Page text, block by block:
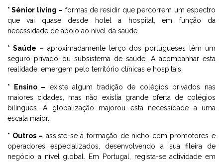
* Sénior living – formas de residir que percorrem um espectro
que vai quase desde hotel a hospital, em função da
necessidade de apoio ao nível da saúde.
* Saúde – aproximadamente terço dos portugueses têm um
seguro privado ou subsistema de saúde. A acompanhar esta
realidade, emergem pelo território clínicas e hospitais.
* Ensino – existe algum tradição de colégios privados nas
maiores cidades, mas não existia grande oferta de colégios
bilíngues. A globalização majorou esta necessidade a uma
escala maior.
* Outros – assiste-se à formação de nicho com promotores e
operadores especializados, desenvolvendo a sua fileira de
negócio a nível global. Em Portugal, regista-se actividade em